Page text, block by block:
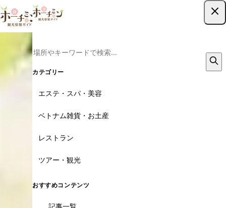
カテゴリー
エステ・スパ・美容
ベトナム雑貨・お土産
レストラン
ツアー・観光
おすすめコンテンツ